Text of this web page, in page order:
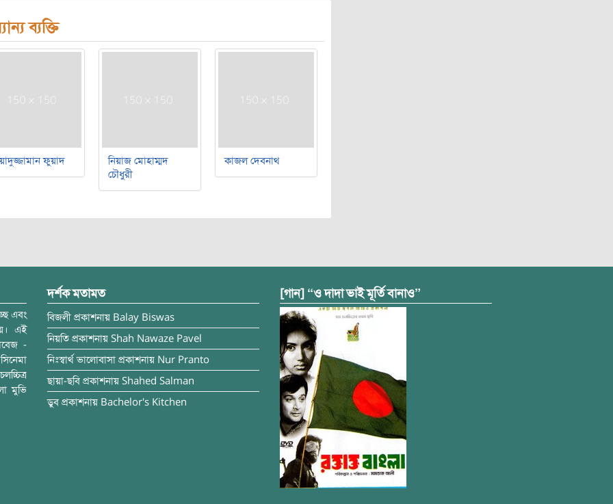
ব্যক্তি
ফুয়াদ
নিয়াজ মোহাম্মদ
চৌধুরী
কাজল দেবনাথ
এবং
এই
-
মুভি
দর্শক মতামত
বিজলী প্রকাশনায় Balay Biswas
নিয়তি প্রকাশনায় Shah Nawaze Pavel
নিঃস্বার্থ ভালোবাসা প্রকাশনায় Nur Pranto
ছায়া-ছবি প্রকাশনায় Shahed Salman
ডুব প্রকাশনায় Bachelor's Kitchen
[গান] “ও দাদা ভাই মূর্তি বানাও”